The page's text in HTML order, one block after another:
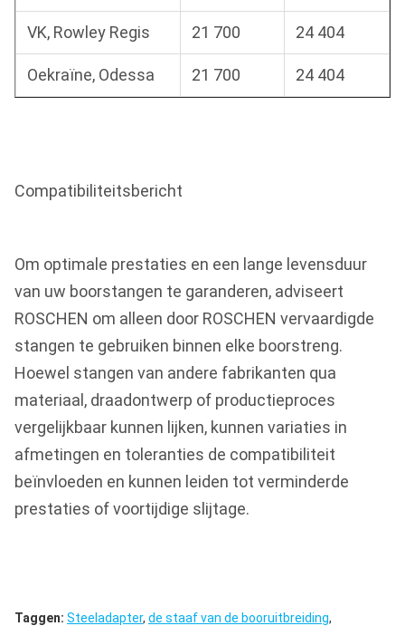
VK, Rowley Regis 21 700 24 404
Oekraïne, Odessa 21 700 24 404
Compatibiliteitsbericht
Om optimale prestaties en een lange levensduur
van uw boorstangen te garanderen, adviseert
ROSCHEN om alleen door ROSCHEN vervaardigde
stangen te gebruiken binnen elke boorstreng.
Hoewel stangen van andere fabrikanten qua
materiaal, draadontwerp of productieproces
vergelijkbaar kunnen lijken, kunnen variaties in
afmetingen en toleranties de compatibiliteit
beïnvloeden en kunnen leiden tot verminderde
prestaties of voortijdige slijtage.
Taggen: Steeladapter, de staaf van de booruitbreiding,